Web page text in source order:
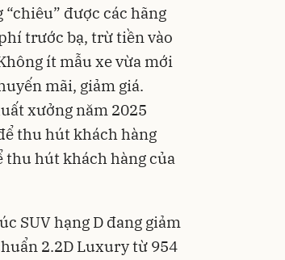
được các hãng
trước bạ, trừ tiền vào
ít mẫu xe vừa mới
mãi, giảm giá.
xưởng năm 2025
thu hút khách hàng
thu hút khách hàng của
SUV hạng D đang giảm
2.2D Luxury từ 954